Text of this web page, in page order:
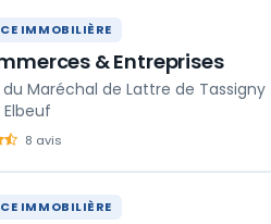
IMMOBILIÈRE
& Entreprises
du Maréchal de Lattre de Tassigny
8 avis
IMMOBILIÈRE